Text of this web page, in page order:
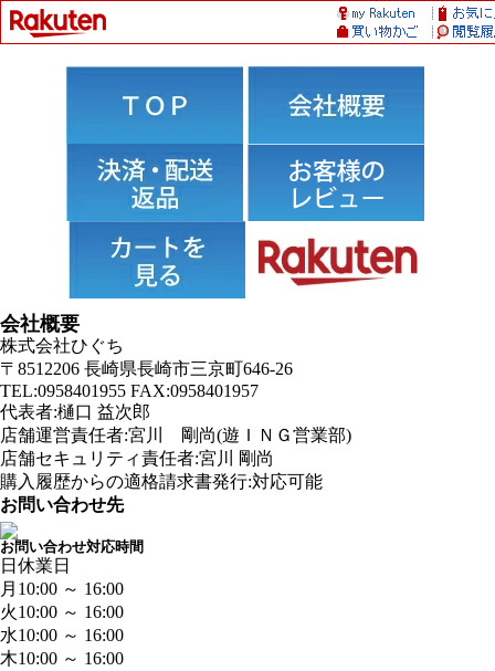
会社概要
株式会社ひぐち
〒8512206 長崎県長崎市三京町646-26
TEL:0958401955 FAX:0958401957
代表者:樋口 益次郎
店舗運営責任者:宮川 剛尚(遊ＩＮＧ営業部)
店舗セキュリティ責任者:宮川 剛尚
購入履歴からの適格請求書発行:対応可能
お問い合わせ先
お問い合わせ対応時間
日 休業日
月 10:00 ～ 16:00
火10:00 ～ 16:00
水10:00 ～ 16:00
木10:00 ～ 16:00